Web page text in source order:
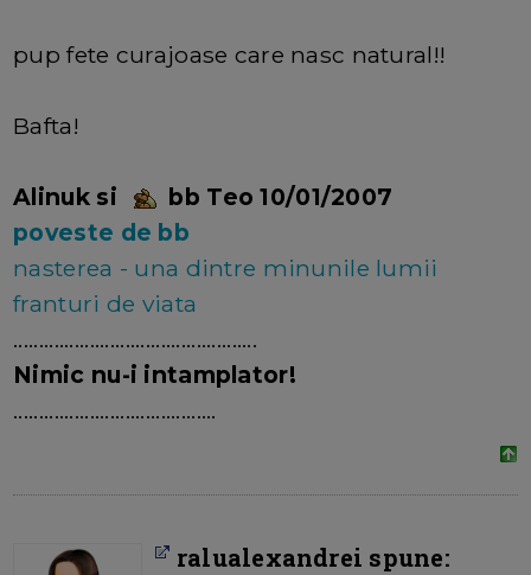
pup fete curajoase care nasc natural!!
Bafta!
Alinuk si
bb Teo 10/01/2007
poveste de bb
nasterea - una dintre minunile lumii
franturi de viata
................................................
Nimic nu-i intamplator!
........................................
ralualexandrei spune: